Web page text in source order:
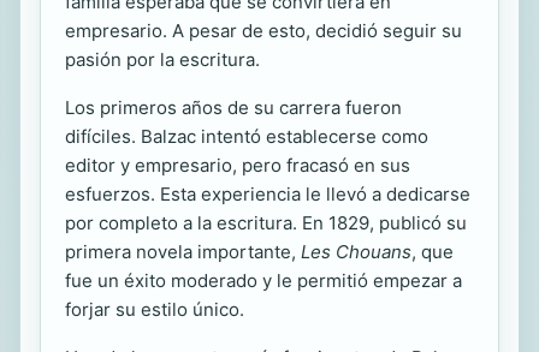
empresario. A pesar de esto, decidió seguir su
pasión por la escritura.
Los primeros años de su carrera fueron
difíciles. Balzac intentó establecerse como
editor y empresario, pero fracasó en sus
esfuerzos. Esta experiencia le llevó a dedicarse
por completo a la escritura. En 1829, publicó su
primera novela importante, Les Chouans, que
fue un éxito moderado y le permitió empezar a
forjar su estilo único.